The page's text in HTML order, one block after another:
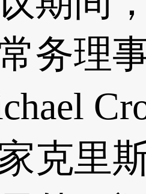
务理
克里